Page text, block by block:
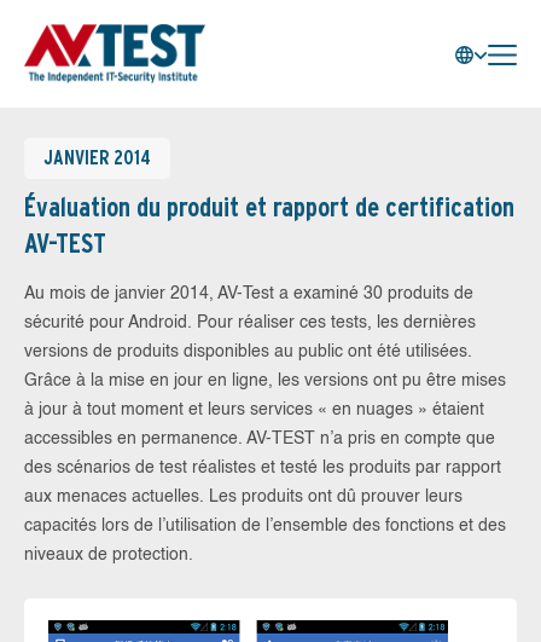
JANVIER 2014
Évaluation du produit et rapport de certification
AV-TEST
Au mois de janvier 2014, AV-Test a examiné 30 produits de
sécurité pour Android. Pour réaliser ces tests, les dernières
versions de produits disponibles au public ont été utilisées.
Grâce à la mise en jour en ligne, les versions ont pu être mises
à jour à tout moment et leurs services « en nuages » étaient
accessibles en permanence. AV-TEST n’a pris en compte que
des scénarios de test réalistes et testé les produits par rapport
aux menaces actuelles. Les produits ont dû prouver leurs
capacités lors de l’utilisation de l’ensemble des fonctions et des
niveaux de protection.